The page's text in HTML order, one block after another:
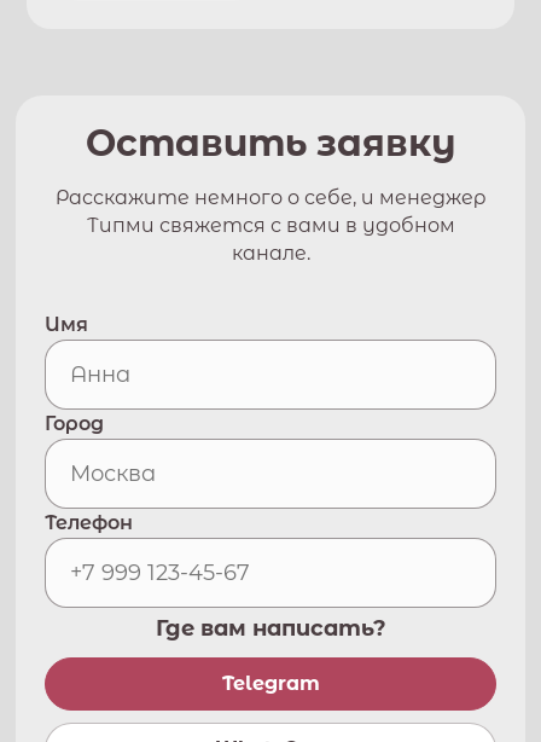
Оставить заявку
Расскажите немного о себе, и менеджер
Типми свяжется с вами в удобном
канале.
Имя
Город
Телефон
Где вам написать?
Telegram